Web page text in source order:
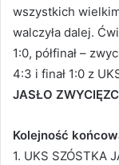
wszystkich
walczyła dalej.
1:0, półfinał –
4:3 i finał 1:0 z
JASŁO
Kolejność
1. UKS SZÓSTKA